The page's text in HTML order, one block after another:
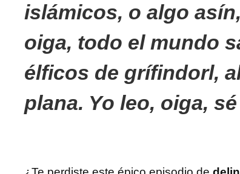
islámicos, o algo
oiga, todo el mundo
élficos de grífindorl,
plana. Yo leo, oiga,